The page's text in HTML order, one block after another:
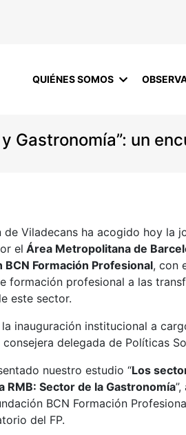
Gastronomía”: un
QUIÉNES SOMOS
Viladecans ha acogido hoy la
el Área Metropolitana de
BCN Formación Profesional, con
formación profesional a las
este sector.
inauguración institucional a
delegada de Políticas
nuestro estudio “Los
RMB: Sector de la Gastronomía
BCN Formación
del FP.